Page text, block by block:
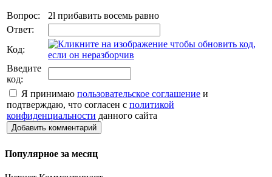
Вопрос:
2l прибавить восемь равно
Ответ:
Код:
Введите
код:
Я принимаю пользовательское соглашение и
подтверждаю, что согласен с политикой
конфиденциальности данного сайта
Добавить комментарий
Популярное за месяц